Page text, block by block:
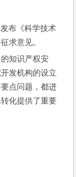
布《科学技术
求意见。
知识产权安
发机构的设立
点问题，都进
化提供了重要